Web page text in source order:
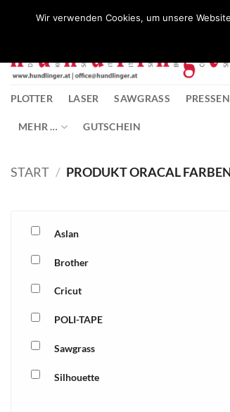
PLOTTER LASER SAWGRASS PRESSEN
MEHR … GUTSCHEIN
START / PRODUKT ORACAL
Aslan
Brother
Cricut
POLI-TAPE
Sawgrass
Silhouette
Wir verwenden Cookies, um unsere